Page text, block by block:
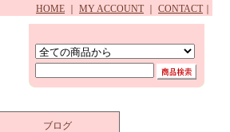
HOME MY ACCOUNT CONTACT
ブログ